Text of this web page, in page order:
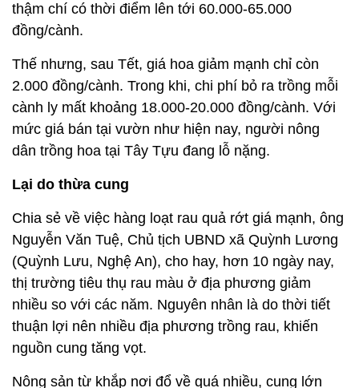
thậm chí có thời điểm lên tới 60.000-65.000
đồng/cành.
Thế nhưng, sau Tết, giá hoa giảm mạnh chỉ còn
2.000 đồng/cành. Trong khi, chi phí bỏ ra trồng mỗi
cành ly mất khoảng 18.000-20.000 đồng/cành. Với
mức giá bán tại vườn như hiện nay, người nông
dân trồng hoa tại Tây Tựu đang lỗ nặng.
Lại do thừa cung
Chia sẻ về việc hàng loạt rau quả rớt giá mạnh, ông
Nguyễn Văn Tuệ, Chủ tịch UBND xã Quỳnh Lương
(Quỳnh Lưu, Nghệ An), cho hay, hơn 10 ngày nay,
thị trường tiêu thụ rau màu ở địa phương giảm
nhiều so với các năm. Nguyên nhân là do thời tiết
thuận lợi nên nhiều địa phương trồng rau, khiến
nguồn cung tăng vọt.
Nông sản từ khắp nơi đổ về quá nhiều, cung lớn